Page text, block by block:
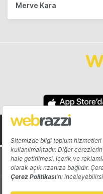
Merve Kara
Hakkında
Katkıda Bulun